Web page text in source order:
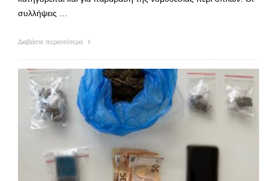
συλλήψεις …
Διαβάστε περισσότερα